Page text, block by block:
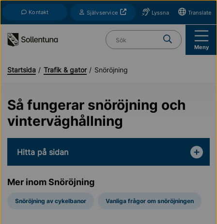
Kontakt SjälvserviceÖppnas i nytt fönsterLyssna Translate
Vad söker du?
Meny
Startsida Trafik & gator Snöröjning
Så fungerar snöröjning och
vinterväghållning
Hitta på sidan
Mer inom Snöröjning
Snöröjning av cykelbanor Vanliga frågor om snöröjningen